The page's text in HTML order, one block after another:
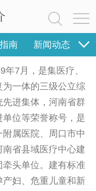
南 新闻动态
团 党群工作
7月，是集医疗、
一体的三级公立综
进集体，河南省群
位等荣誉称号，是
属医院、周口市中
省县域医疗中心建
头单位。建有标准
妇、危重儿童和新